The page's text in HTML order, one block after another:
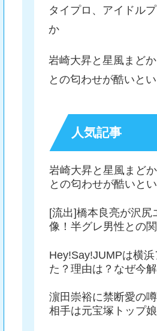
タイプロ、アイドル
か
岩崎大昇と星風まど
との匂わせが酷いと
人気記事
岩崎大昇と星風まど
との匂わせが酷いと
[流出]橋本良亮が沢尻
像！半グレ男性との
Hey!Say!JUMPは横
た？理由は？なぜ今
濵田崇裕に禁断愛の
相手は元宝塚トップ